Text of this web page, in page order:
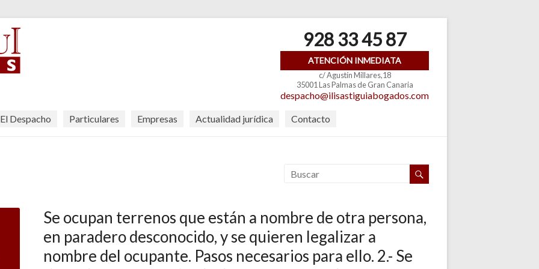
928 33 45 87
ATENCIÓN INMEDIATA
c/ Agustín Millares,18
35001 Las Palmas de Gran Canaria
despacho@ilisastiguiabogados.com
El Despacho Particulares Empresas Actualidad jurídica Contacto
Se ocupan terrenos que están a nombre de otra persona,
en paradero desconocido, y se quieren legalizar a
nombre del ocupante. Pasos necesarios para ello. 2.- Se